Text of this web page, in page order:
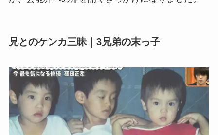
兄とのケンカ三昧｜3兄弟の末っ子